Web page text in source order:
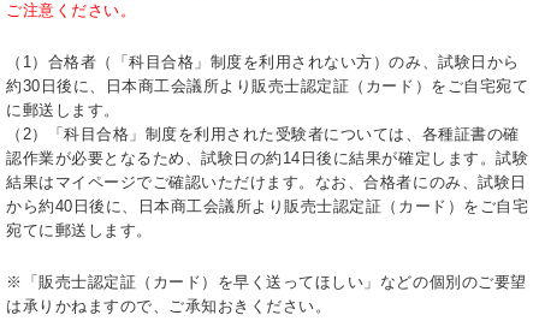
ご注意ください。
（1）合格者（「科目合格」制度を利用されない方）のみ、試験日から
約30日後に、日本商工会議所より販売士認定証（カード）をご自宅宛て
に郵送します。
（2）「科目合格」制度を利用された受験者については、各種証書の確
認作業が必要となるため、試験日の約14日後に結果が確定します。試験
結果はマイページでご確認いただけます。なお、合格者にのみ、試験日
から約40日後に、日本商工会議所より販売士認定証（カード）をご自宅
宛てに郵送します。
※「販売士認定証（カード）を早く送ってほしい」などの個別のご要望
は承りかねますので、ご承知おきください。